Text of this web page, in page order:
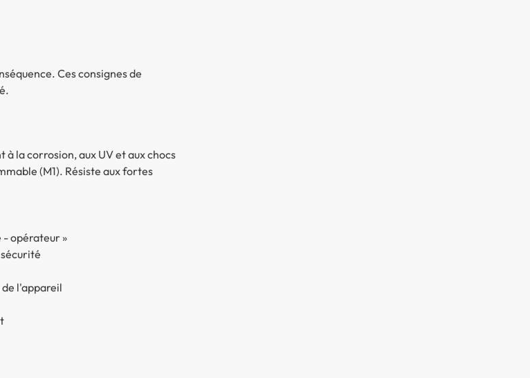
Ces consignes de
la corrosion, aux UV et aux chocs
(M1). Résiste aux fortes
- opérateur »
l'appareil